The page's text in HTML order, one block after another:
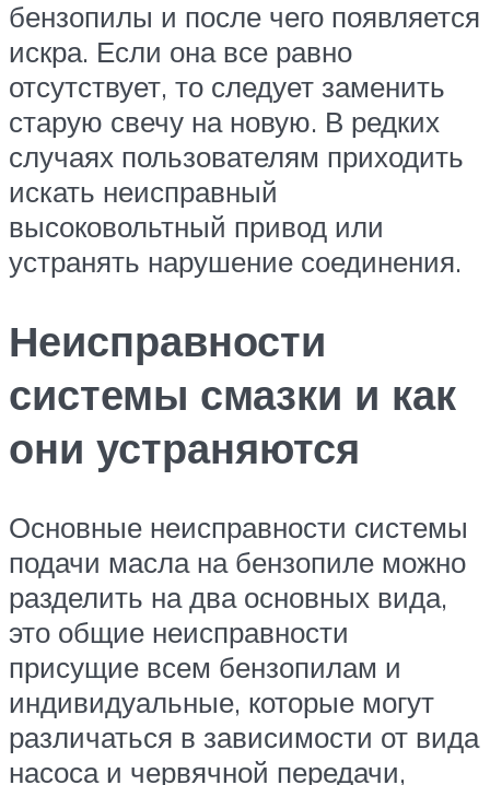
бензопилы и после чего появляется
искра. Если она все равно
отсутствует, то следует заменить
старую свечу на новую. В редких
случаях пользователям приходить
искать неисправный
высоковольтный привод или
устранять нарушение соединения.
Неисправности
системы смазки и как
они устраняются
Основные неисправности системы
подачи масла на бензопиле можно
разделить на два основных вида,
это общие неисправности
присущие всем бензопилам и
индивидуальные, которые могут
различаться в зависимости от вида
насоса и червячной передачи,